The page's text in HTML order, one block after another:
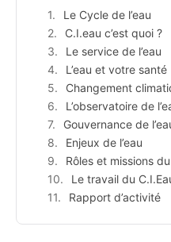
Le Cycle de l’eau
C.I.eau c’est quoi ?
Le service de l’eau
L’eau et votre santé
Changement
L’observatoire de
Gouvernance de
Enjeux de l’eau
Rôles et missions
Le travail du
Rapport d’activité